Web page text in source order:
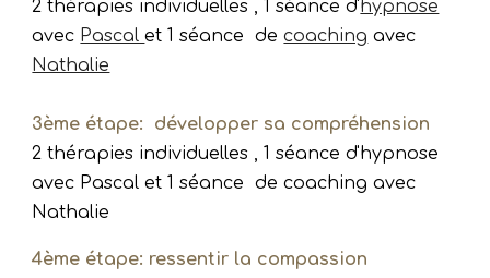
2 thérapies individuelles , 1 séance d'hypnose
avec Pascalet 1 séance decoaching avec
Nathalie
3ème étape: développer sa compréhension
2 thérapies individuelles , 1 séance d'hypnose
avec Pascal et 1 séance de coaching avec
Nathalie
4ème étape: ressentir la compassion